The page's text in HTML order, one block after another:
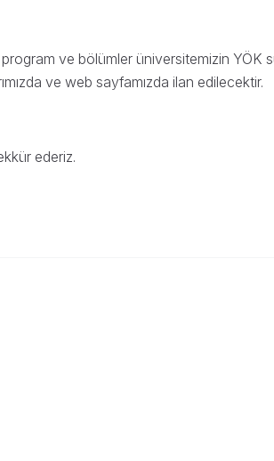
ve bölümler üniversitemizin YÖK
ve web sayfamızda ilan edilecektir.
ederiz.